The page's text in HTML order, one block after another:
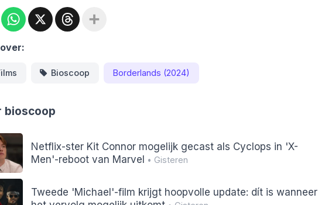
FacebookWhatsApp
X
Bioscoop Borderlands (2024)
bioscoop
Netflix-ster Kit Connor mogelijk gecast als Cyclops in 'X-
Men'-reboot van Marvel
• Gisteren
Tweede 'Michael'-film krijgt hoopvolle update: dít is wanneer